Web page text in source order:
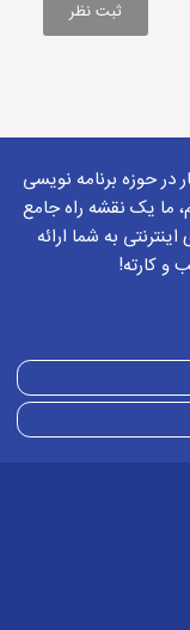
در حوزه برنامه نویسی
ما یک نقشه راه جامع
به شما ارائه
کارته!